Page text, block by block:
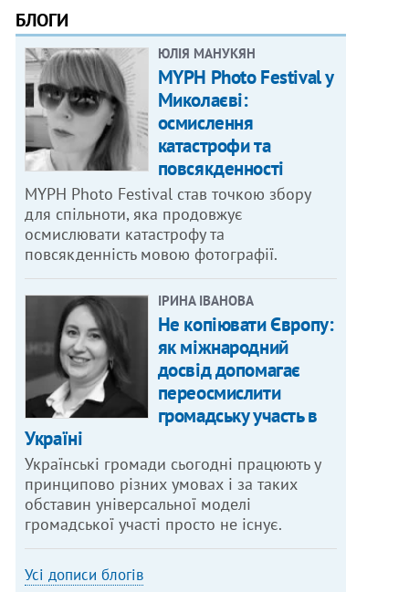
БЛОГИ
ЮЛІЯ МАНУКЯН
MYPH Photo Festival у
Миколаєві:
осмислення
катастрофи та
повсякденності
MYPH Photo Festival став точкою збору
для спільноти, яка продовжує
осмислювати катастрофу та
повсякденність мовою фотографії.
ІРИНА ІВАНОВА
Не копіювати Європу:
як міжнародний
досвід допомагає
переосмислити
громадську участь в
Україні
Українські громади сьогодні працюють у
принципово різних умовах і за таких
обставин універсальної моделі
громадської участі просто не існує.
Усі дописи блогів